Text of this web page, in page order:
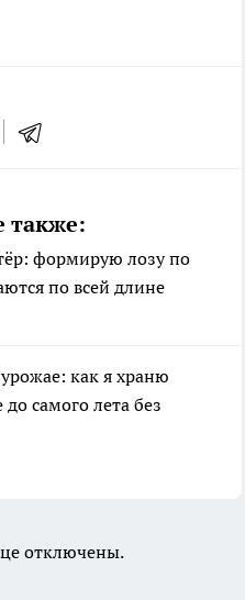
также:
формирую лозу по
по всей длине
как я храню
самого лета без
отключены.